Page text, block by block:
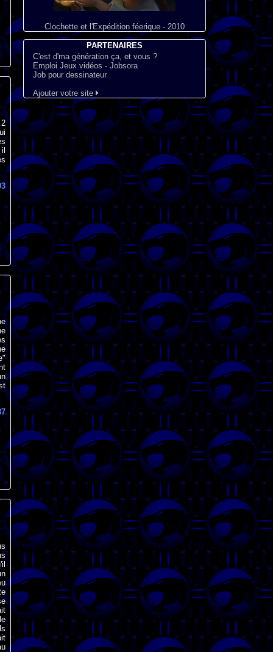
Clochette et l'Expédition féerique - 2010
PARTENAIRES
C'est d'ma génération ça, et vous ?
Emploi Jeux vidéos - Jobsora
Job pour dessinateur
Ajouter votre site